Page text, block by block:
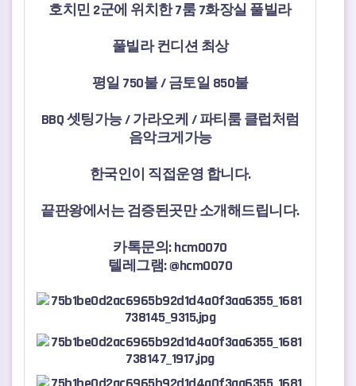
호치민 2군에 위치한 7룸 7화장실 풀빌라
풀빌라 컨디션 최상
평일 750불 /금토일 850불
BBQ 셋팅가능 / 가라오케 / 파티룸 클럽처럼
음악크게가능
한국인이 직접운영 합니다.
끝판왕에서는 검증된곳만 소개해드립니다.
카톡문의:hcm0070
텔레그램: @hcm0070